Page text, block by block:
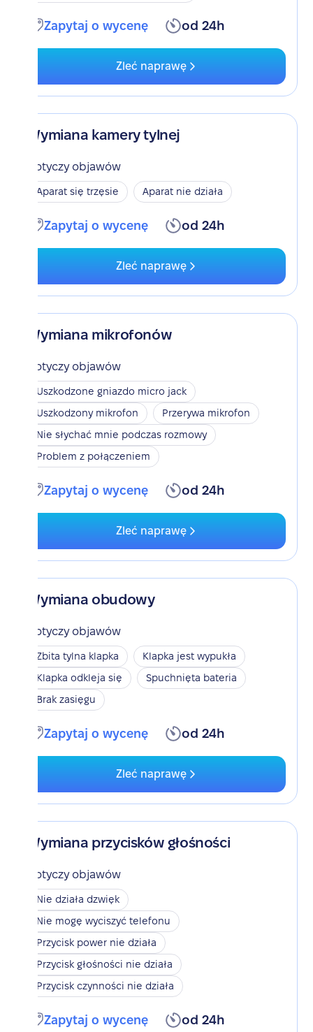
Zapytaj o wycenę od 24h
Zleć naprawę
Wymiana kamery tylnej
Dotyczy objawów
Aparat się trzęsie Aparat nie działa
Zapytaj o wycenę od 24h
Zleć naprawę
Wymiana mikrofonów
Dotyczy objawów
Uszkodzone gniazdo micro jack
Uszkodzony mikrofon
Przerywa mikrofon
Nie słychać mnie podczas rozmowy
Problem z połączeniem
Zapytaj o wycenę od 24h
Zleć naprawę
Wymiana obudowy
Dotyczy objawów
Zbita tylna klapka
Klapka jest wypukła
Klapka odkleja się
Spuchnięta bateria
Brak zasięgu
Zapytaj o wycenę od 24h
Zleć naprawę
Wymiana przycisków głośności
Dotyczy objawów
Nie działa dzwięk
Nie mogę wyciszyć telefonu
Przycisk power nie działa
Przycisk głośności nie działa
Przycisk czynności nie działa
Zapytaj o wycenę od 24h